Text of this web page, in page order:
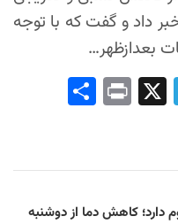
داد و گفت که با توجه
بعدازظهر…
Tel
Pri
دارد؛ کاهش دما از دوشنبه